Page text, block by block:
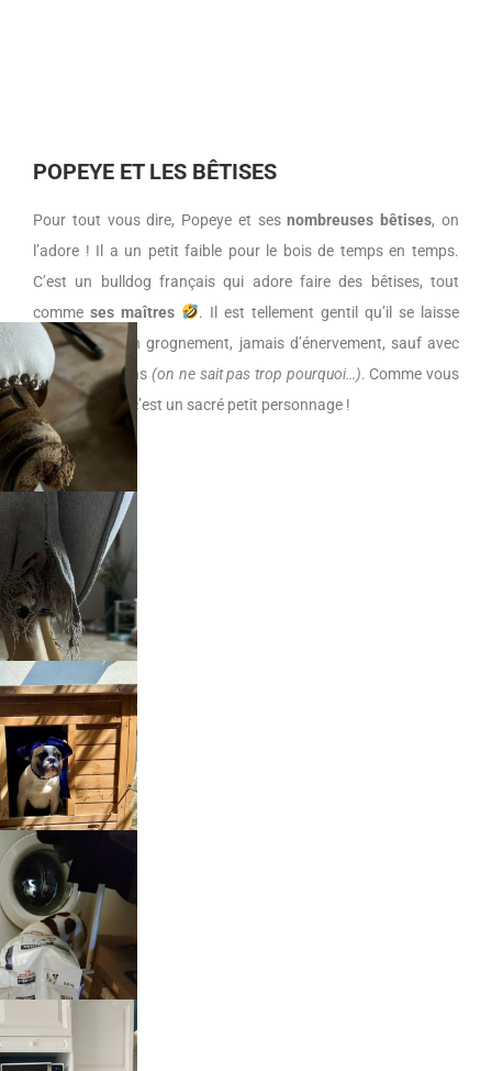
POPEYE ET LES BÊTISES
Pour tout vous dire, Popeye et sesnombreuses bêtises, on
l’adore ! Il a un petit faible pour le bois de temps en temps.
C’est un bulldog français qui adore faire des bêtises, tout
commeses maîtres
. Il est tellement gentil qu’il se laisse
faire, jamais un grognement, jamais d’énervement, sauf avec
les autres chiens (on ne sait pas trop pourquoi…). Comme vous
pouvez le voir, c’est un sacré petit personnage !